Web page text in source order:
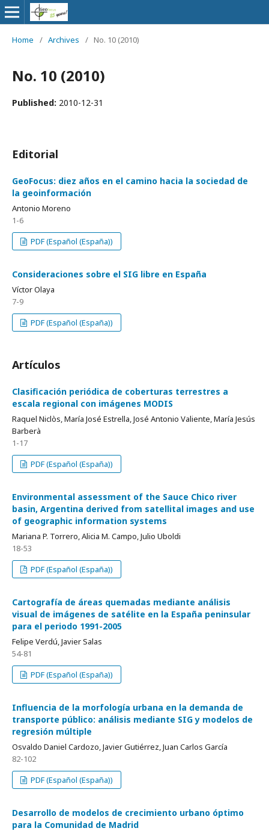
Home / Archives / No. 10 (2010)
No. 10 (2010)
Published: 2010-12-31
Editorial
GeoFocus: diez años en el camino hacia la sociedad de
la geoinformación
Antonio Moreno
1-6
PDF (Español (España))
Consideraciones sobre el SIG libre en España
Víctor Olaya
7-9
PDF (Español (España))
Artículos
Clasificación periódica de coberturas terrestres a
escala regional con imágenes MODIS
Raquel Niclòs, María José Estrella, José Antonio Valiente, María Jesús
Barberà
1-17
PDF (Español (España))
Environmental assessment of the Sauce Chico river
basin, Argentina derived from satellital images and use
of geographic information systems
Mariana P. Torrero, Alicia M. Campo, Julio Uboldi
18-53
PDF (Español (España))
Cartografía de áreas quemadas mediante análisis
visual de imágenes de satélite en la España peninsular
para el periodo 1991-2005
Felipe Verdú, Javier Salas
54-81
PDF (Español (España))
Influencia de la morfología urbana en la demanda de
transporte público: análisis mediante SIG y modelos de
regresión múltiple
Osvaldo Daniel Cardozo, Javier Gutiérrez, Juan Carlos García
82-102
PDF (Español (España))
Desarrollo de modelos de crecimiento urbano óptimo
para la Comunidad de Madrid